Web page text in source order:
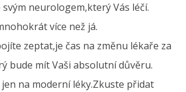
neurologem,který Vás léčí.
více než já.
zeptat,je čas na změnu lékaře za
bude mít Vaši absolutní důvěru.
na moderní léky.Zkuste přidat